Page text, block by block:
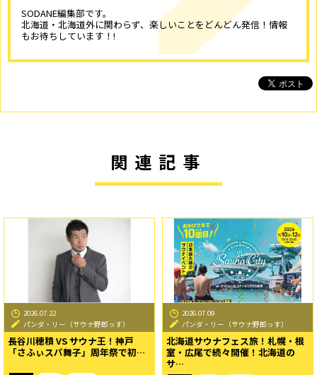
SODANE編集部です。
北海道・北海道外に関わらず、楽しいことをどんどん発信！情報
もお待ちしています！!
関連記事
2026.07.22
パンダ・リー（サウナ野郎っす）
長谷川穂積 VS サウナ王！神戸
「さふぃスパ舞子」周年祭で初…
2026.07.09
パンダ・リー（サウナ野郎っす）
北海道サウナフェス旅！札幌・根
室・広尾で続々開催！北海道の
サ…